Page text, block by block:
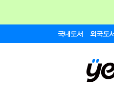
국내도서 외국도서